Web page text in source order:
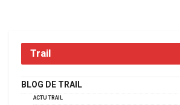
Trail
BLOG DE TRAIL
ACTU TRAIL